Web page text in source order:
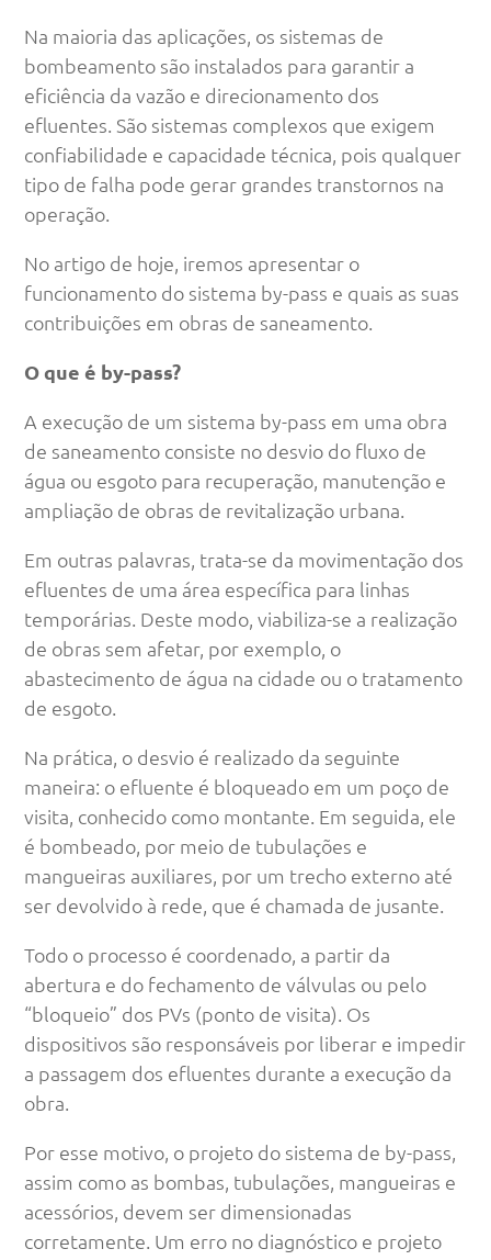
Na maioria das aplicações, os sistemas de
bombeamento são instalados para garantir a
eficiência da vazão e direcionamento dos
efluentes. São sistemas complexos que exigem
confiabilidade e capacidade técnica, pois qualquer
tipo de falha pode gerar grandes transtornos na
operação.
No artigo de hoje, iremos apresentar o
funcionamento do sistema by-pass e quais as suas
contribuições em obras de saneamento.
O que é by-pass?
A execução de um sistema by-pass em uma obra
de saneamento consiste no desvio do fluxo de
água ou esgoto para recuperação, manutenção e
ampliação de obras de revitalização urbana.
Em outras palavras, trata-se da movimentação dos
efluentes de uma área específica para linhas
temporárias. Deste modo, viabiliza-se a realização
de obras sem afetar, por exemplo, o
abastecimento de água na cidade ou o tratamento
de esgoto.
Na prática, o desvio é realizado da seguinte
maneira: o efluente é bloqueado em um poço de
visita, conhecido como montante. Em seguida, ele
é bombeado, por meio de tubulações e
mangueiras auxiliares, por um trecho externo até
ser devolvido à rede, que é chamada de jusante.
Todo o processo é coordenado, a partir da
abertura e do fechamento de válvulas ou pelo
“bloqueio” dos PVs (ponto de visita). Os
dispositivos são responsáveis por liberar e impedir
a passagem dos efluentes durante a execução da
obra.
Por esse motivo, o projeto do sistema de by-pass,
assim como as bombas, tubulações, mangueiras e
acessórios, devem ser dimensionadas
corretamente. Um erro no diagnóstico e projeto